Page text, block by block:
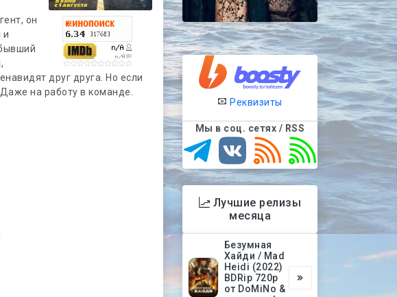
он
и
друг друга. Но если
на работу в команде.
Реквизиты
Мы в соц. сетях / RSS
Лучшие релизы
месяца
Безумная
Хайди / Mad
Heidi (2022)
BDRip 720p
от DoMiNo &